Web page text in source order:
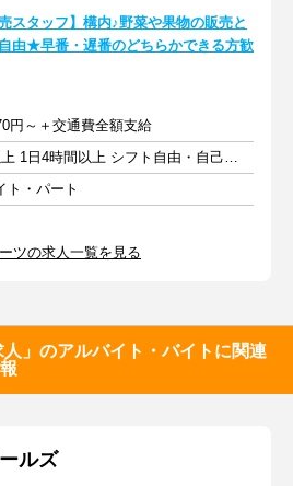
売スタッフ】構内♪野菜や果物の販売と
由★早番・遅番のどちらかできる方歓
円～＋交通費全額支給
週2日以上 1日4時間以上 シフト自由・自己申告
ト・パート
ツの求人一覧を見る
人」のアルバイト・バイトに関連
ルズ